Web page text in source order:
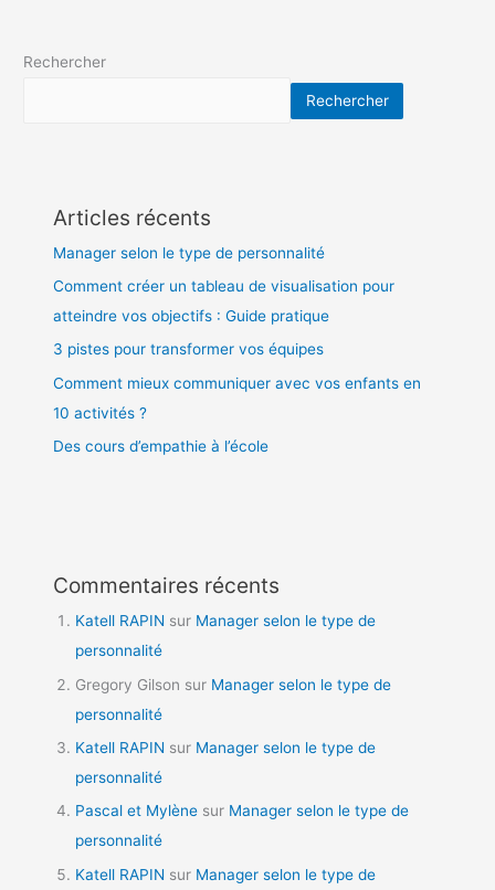
Rechercher
Rechercher
Articles récents
Manager selon le type de personnalité
Comment créer un tableau de visualisation pour
atteindre vos objectifs : Guide pratique
3 pistes pour transformer vos équipes
Comment mieux communiquer avec vos enfants en
10 activités ?
Des cours d’empathie à l’école
Commentaires récents
Katell RAPIN sur Manager selon le type de
personnalité
Gregory Gilson sur Manager selon le type de
personnalité
Katell RAPIN sur Manager selon le type de
personnalité
Pascal et Mylène sur Manager selon le type de
personnalité
Katell RAPIN sur Manager selon le type de